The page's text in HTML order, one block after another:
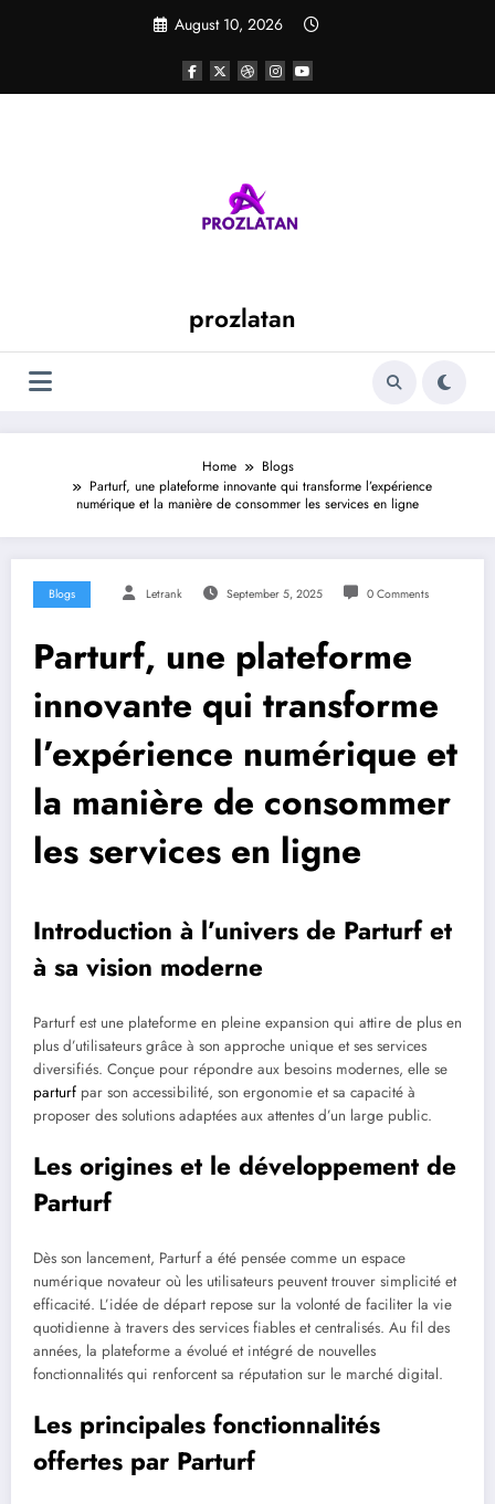
August 10, 2026
prozlatan
Home
Blogs
Parturf, une plateforme innovante qui transforme l’expérience
numérique et la manière de consommer les services en ligne
Blogs Letrank September 5, 2025 0 Comments
Parturf, une plateforme
innovante qui transforme
l’expérience numérique et
la manière de consommer
les services en ligne
Introduction à l’univers de Parturf et
à sa vision moderne
Parturf est une plateforme en pleine expansion qui attire de plus en
plus d’utilisateurs grâce à son approche unique et ses services
diversifiés. Conçue pour répondre aux besoins modernes, elle se
parturf par son accessibilité, son ergonomie et sa capacité à
proposer des solutions adaptées aux attentes d’un large public.
Les origines et le développement de
Parturf
Dès son lancement, Parturf a été pensée comme un espace
numérique novateur où les utilisateurs peuvent trouver simplicité et
efficacité. L’idée de départ repose sur la volonté de faciliter la vie
quotidienne à travers des services fiables et centralisés. Au fil des
années, la plateforme a évolué et intégré de nouvelles
fonctionnalités qui renforcent sa réputation sur le marché digital.
Les principales fonctionnalités
offertes par Parturf